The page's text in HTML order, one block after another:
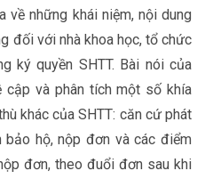
về những khái niệm, nội dung
đối với nhà khoa học, tổ chức
ký quyền SHTT. Bài nói của
cập và phân tích một số khía
khác của SHTT: căn cứ phát
hộ, nộp đơn và các điểm
đơn, theo đuổi đơn sau khi